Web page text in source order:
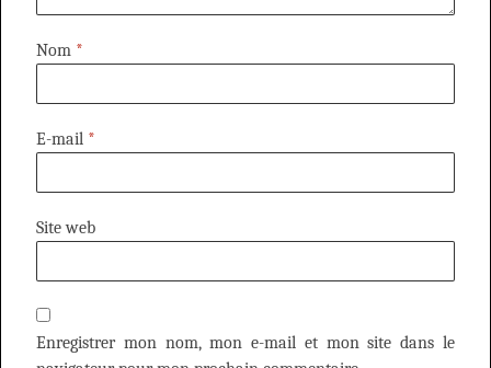
Nom *
E-mail *
Site web
Enregistrer mon nom, mon e-mail et mon site dans le